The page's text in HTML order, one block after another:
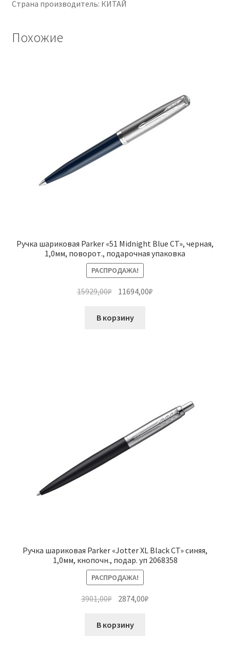
Страна производитель: КИТАЙ
Похожие
Ручка шариковая Parker «51 Midnight Blue CT», черная,
1,0мм, поворот., подарочная упаковка
РАСПРОДАЖА!
15929,00₽ Первоначальная
составляла
11694,00₽
В корзину
Ручка шариковая Parker «Jotter XL Black CT» синяя,
1,0мм, кнопочн., подар. уп 2068358
РАСПРОДАЖА!
3901,00₽ Первоначальная
составляла
2874,00₽
В корзину